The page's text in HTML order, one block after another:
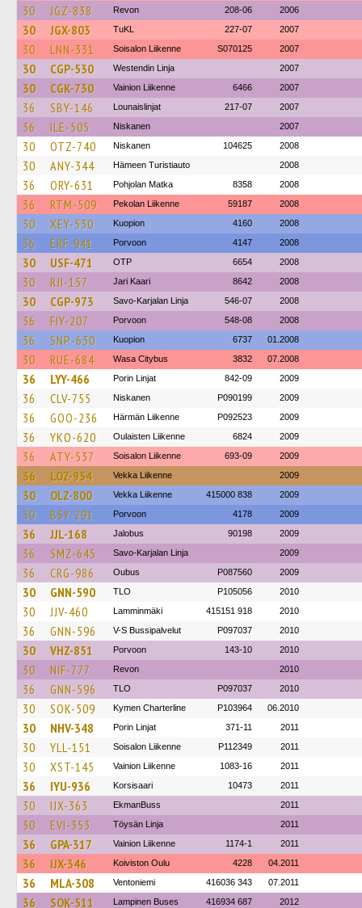
30 JGZ-838 Revon 208-06 2006
30 JGX-803 TuKL 227-07 2007
30 LNN-331 Soisalon Liikenne S070125 2007
30 CGP-530 Westendin Linja 2007
30 CGK-730 Vainion Liikenne 6466 2007
36 SBY-146 Lounaislinjat 217-07 2007
36 ILE-505 Niskanen 2007
30 OTZ-740 Niskanen 104625 2008
30 ANY-344 Hämeen Turistiauto 2008
36 ORY-631 Pohjolan Matka 8358 2008
36 RTM-509 Pekolan Liikenne 59187 2008
30 XEY-530 Kuopion 4160 2008
36 ERF-941 Porvoon 4147 2008
30 USF-471 OTP 6654 2008
30 RJI-157 Jari Kaari 8642 2008
30 CGP-973 Savo-Karjalan Linja 546-07 2008
36 FIY-207 Porvoon 548-08 2008
36 SNP-630 Kuopion 6737 01.2008
30 RUE-684 Wasa Citybus 3832 07.2008
36 LYY-466 Porin Linjat 842-09 2009
36 CLV-755 Niskanen P090199 2009
36 GOO-236 Härmän Liikenne P092523 2009
36 YKO-620 Oulaisten Liikenne 6824 2009
36 ATY-537 Soisalon Liikenne 693-09 2009
36 LOZ-954 Vekka Liikenne 2009
30 OLZ-800 Vekka Liikenne 415000 838 2009
30 BSY-291 Porvoon 4178 2009
36 JJL-168 Jalobus 90198 2009
36 SMZ-645 Savo-Karjalan Linja 2009
36 CRG-986 Oubus P087560 2009
30 GNN-590 TLO P105056 2010
30 JJV-460 Lamminmäki 415151 918 2010
36 GNN-596 V-S Bussipalvelut P097037 2010
30 VHZ-851 Porvoon 143-10 2010
30 NIF-777 Revon 2010
36 GNN-596 TLO P097037 2010
30 SOK-509 Kymen Charterline P103964 06.2010
30 NHV-348 Porin Linjat 371-11 2011
30 YLL-151 Soisalon Liikenne P112349 2011
30 XST-145 Vainion Liikenne 1083-16 2011
36 IYU-936 Korsisaari 10473 2011
30 IJX-363 EkmanBuss 2011
30 EVI-353 Töysän Linja 2011
36 GPA-317 Vainion Liikenne 1174-1 2011
36 IJX-346 Koiviston Oulu 4228 04.2011
36 MLA-308 Ventoniemi 416036 343 07.2011
36 SOK-511 Lampinen Buses 416934 687 2012